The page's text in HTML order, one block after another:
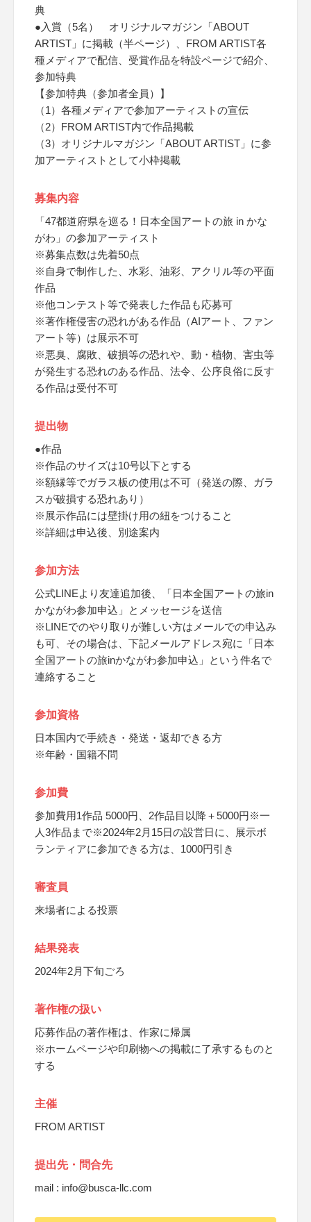
典
●入賞（5名） オリジナルマガジン「ABOUT
ARTIST」に掲載（半ページ）、FROM ARTIST各
種メディアで配信、受賞作品を特設ページで紹介、
参加特典
【参加特典（参加者全員）】
（1）各種メディアで参加アーティストの宣伝
（2）FROM ARTIST内で作品掲載
（3）オリジナルマガジン「ABOUT ARTIST」に参
加アーティストとして小枠掲載
募集内容
「47都道府県を巡る！日本全国アートの旅 in かな
がわ」の参加アーティスト
※募集点数は先着50点
※自身で制作した、水彩、油彩、アクリル等の平面
作品
※他コンテスト等で発表した作品も応募可
※著作権侵害の恐れがある作品（AIアート、ファン
アート等）は展示不可
※悪臭、腐敗、破損等の恐れや、動・植物、害虫等
が発生する恐れのある作品、法令、公序良俗に反す
る作品は受付不可
提出物
●作品
※作品のサイズは10号以下とする
※額縁等でガラス板の使用は不可（発送の際、ガラ
スが破損する恐れあり）
※展示作品には壁掛け用の紐をつけること
※詳細は申込後、別途案内
参加方法
公式LINEより友達追加後、「日本全国アートの旅in
かながわ参加申込」とメッセージを送信
※LINEでのやり取りが難しい方はメールでの申込み
も可、その場合は、下記メールアドレス宛に「日本
全国アートの旅inかながわ参加申込」という件名で
連絡すること
参加資格
日本国内で手続き・発送・返却できる方
※年齢・国籍不問
参加費
参加費用1作品 5000円、2作品目以降＋5000円※一
人3作品まで※2024年2月15日の設営日に、展示ボ
ランティアに参加できる方は、1000円引き
審査員
来場者による投票
結果発表
2024年2月下旬ごろ
著作権の扱い
応募作品の著作権は、作家に帰属
※ホームページや印刷物への掲載に了承するものと
する
主催
FROM ARTIST
提出先・問合先
mail : info@busca-llc.com